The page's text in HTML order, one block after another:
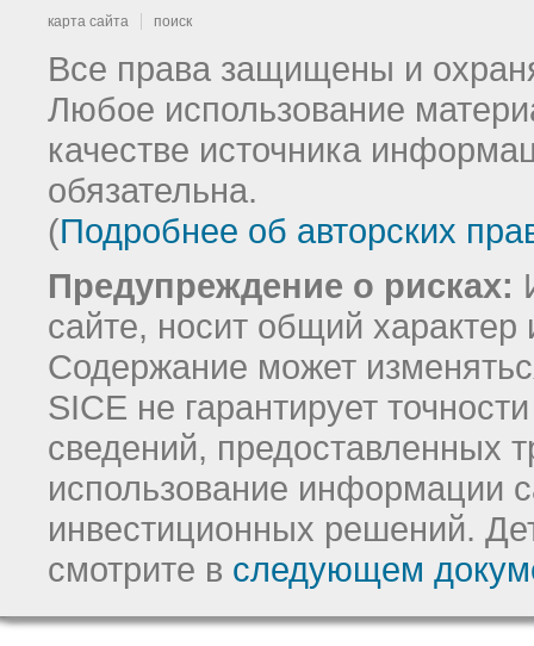
карта сайта поиск
Все права защищены и
Любое использование
качестве источника
обязательна.
(Подробнее об авторских
Предупреждение о рисках:
сайте, носит общий
Содержание может
SICE не гарантирует
сведений, предоставленных
использование информации
инвестиционных решений.
смотрите в следующем